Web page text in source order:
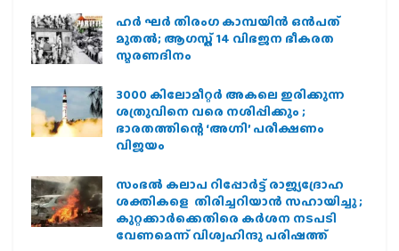
ഹര്‍ ഘര്‍ തിരംഗ കാമ്പയിന്‍ ഒന്‍പത്
മുതല്‍; ആഗസ്ത് 14 വിഭജന ഭീകരത
സ്മരണദിനം
3000 കിലോമീറ്റർ അകലെ ഇരിക്കുന്ന
ശത്രുവിനെ വരെ നശിപ്പിക്കും ;
ഭാരതത്തിന്റെ ‘അഗ്നി’ പരീക്ഷണം
വിജയം
സംഭൽ കലാപ റിപ്പോർട്ട് രാജ്യദ്രോഹ
ശക്തികളെ തിരിച്ചറിയാൻ സഹായിച്ചു ;
കുറ്റക്കാർക്കെതിരെ കർശന നടപടി
വേണമെന്ന് വിശ്വഹിന്ദു പരിഷത്ത്